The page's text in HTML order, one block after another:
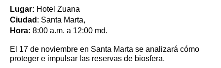
Lugar: Hotel Zuana
Ciudad : Santa Marta,
Hora: 8:00 a.m. a 12:00 md.
El 17 de noviembre en Santa Marta se analizará cómo
proteger e impulsar las reservas de biosfera.